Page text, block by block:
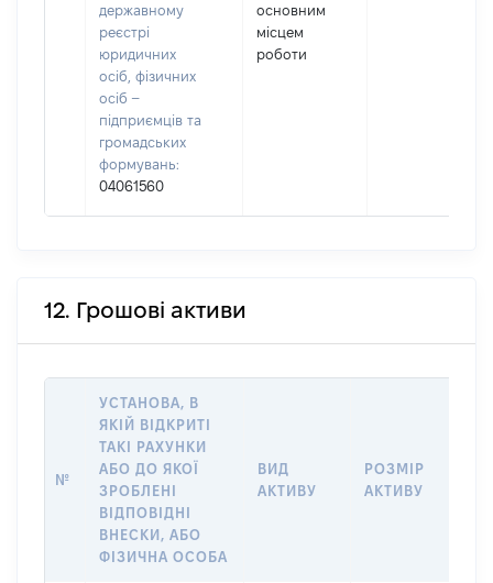
державному
реєстрі
юридичних
осіб, фізичних
осіб –
підприємців та
громадських
формувань:
04061560
основним
місцем
роботи
12. Грошові активи
№
УСТАНОВА, В
ЯКІЙ ВІДКРИТІ
ТАКІ РАХУНКИ
АБО ДО ЯКОЇ
ЗРОБЛЕНІ
ВІДПОВІДНІ
ВНЕСКИ, АБО
ФІЗИЧНА ОСОБА
ВИД
АКТИВУ
РОЗМІР
АКТИВУ